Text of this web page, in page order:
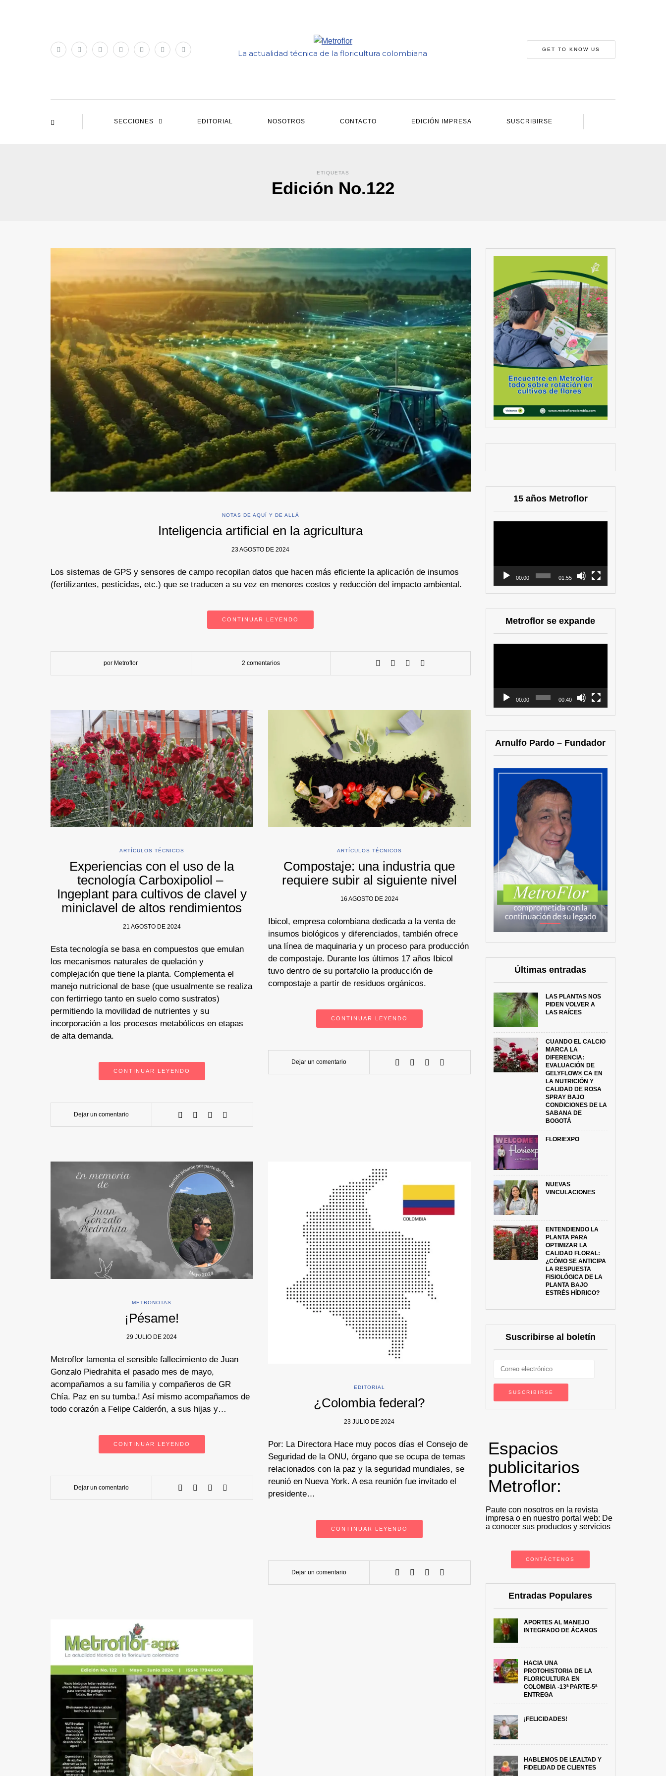
La actualidad técnica de la floricultura colombiana GET TO KNOW US
SECCIONES EDITORIAL NOSOTROS CONTACTO EDICIÓN IMPRESA SUSCRIBIRSE
ETIQUETAS
Edición No.122
NOTAS DE AQUÍ Y DE ALLÁ
Inteligencia artificial en la agricultura
23 AGOSTO DE 2024
Los sistemas de GPS y sensores de campo recopilan datos que hacen más eficiente la aplicación de insumos
(fertilizantes, pesticidas, etc.) que se traducen a su vez en menores costos y reducción del impacto ambiental.
CONTINUAR LEYENDO
por Metroflor 2 comentarios
ARTÍCULOS TÉCNICOS
Experiencias con el uso de la
tecnología Carboxipoliol –
Ingeplant para cultivos de clavel y
miniclavel de altos rendimientos
21 AGOSTO DE 2024
Esta tecnología se basa en compuestos que emulan
los mecanismos naturales de quelación y
complejación que tiene la planta. Complementa el
manejo nutricional de base (que usualmente se realiza
con fertirriego tanto en suelo como sustratos)
permitiendo la movilidad de nutrientes y su
incorporación a los procesos metabólicos en etapas
de alta demanda.
CONTINUAR LEYENDO
Dejar un comentario
ARTÍCULOS TÉCNICOS
Compostaje: una industria que
requiere subir al siguiente nivel
16 AGOSTO DE 2024
Ibicol, empresa colombiana dedicada a la venta de
insumos biológicos y diferenciados, también ofrece
una línea de maquinaria y un proceso para producción
de compostaje. Durante los últimos 17 años Ibicol
tuvo dentro de su portafolio la producción de
compostaje a partir de residuos orgánicos.
CONTINUAR LEYENDO
Dejar un comentario
METRONOTAS
¡Pésame!
29 JULIO DE 2024
Metroflor lamenta el sensible fallecimiento de Juan
Gonzalo Piedrahita el pasado mes de mayo,
acompañamos a su familia y compañeros de GR
Chía. Paz en su tumba.! Así mismo acompañamos de
todo corazón a Felipe Calderón, a sus hijas y…
CONTINUAR LEYENDO
Dejar un comentario
EDITORIAL
¿Colombia federal?
23 JULIO DE 2024
Por: La Directora Hace muy pocos días el Consejo de
Seguridad de la ONU, órgano que se ocupa de temas
relacionados con la paz y la seguridad mundiales, se
reunió en Nueva York. A esa reunión fue invitado el
presidente…
CONTINUAR LEYENDO
Dejar un comentario
15 años Metroflor
00:00 01:55
Metroflor se expande
00:00 00:40
Arnulfo Pardo – Fundador
Últimas entradas
LAS PLANTAS NOS
PIDEN VOLVER A
LAS RAÍCES
CUANDO EL CALCIO
MARCA LA
DIFERENCIA:
EVALUACIÓN DE
GELYFLOW® CA EN
LA NUTRICIÓN Y
CALIDAD DE ROSA
SPRAY BAJO
CONDICIONES DE LA
SABANA DE
BOGOTÁ
FLORIEXPO
NUEVAS
VINCULACIONES
ENTENDIENDO LA
PLANTA PARA
OPTIMIZAR LA
CALIDAD FLORAL:
¿CÓMO SE ANTICIPA
LA RESPUESTA
FISIOLÓGICA DE LA
PLANTA BAJO
ESTRÉS HÍDRICO?
Suscribirse al boletín
Espacios
publicitarios
Metroflor:
Paute con nosotros en la revista
impresa o en nuestro portal web: De
a conocer sus productos y servicios
CONTÁCTENOS
Entradas Populares
APORTES AL MANEJO
INTEGRADO DE ÁCAROS
HACIA UNA
PROTOHISTORIA DE LA
FLORICULTURA EN
COLOMBIA -13ª PARTE-5ª
ENTREGA
¡FELICIDADES!
HABLEMOS DE LEALTAD Y
FIDELIDAD DE CLIENTES